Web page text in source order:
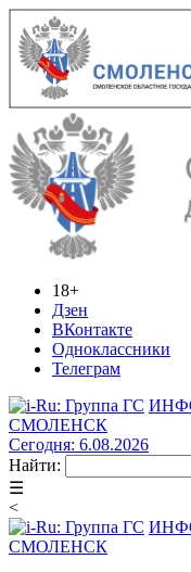
18+
Дзен
ВКонтакте
Одноклассники
Телеграм
СМОЛЕНСК
Сегодня: 6.08.2026
Найти:
☰
<
СМОЛЕНСК